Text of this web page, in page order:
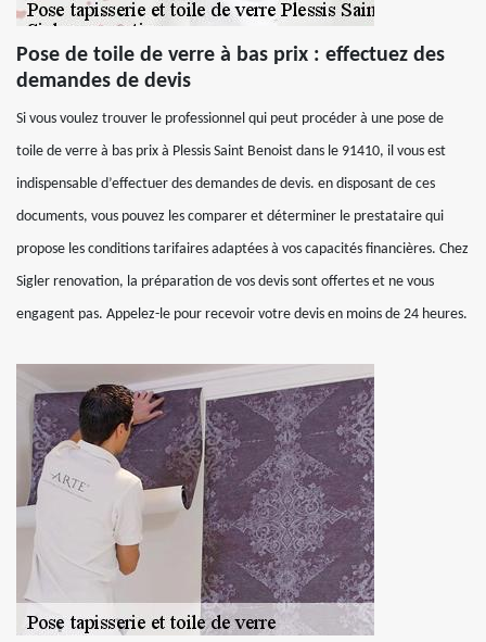
Pose de toile de verre à bas prix : effectuez des
demandes de devis
Si vous voulez trouver le professionnel qui peut procéder à une pose de
toile de verre à bas prix à Plessis Saint Benoist dans le 91410, il vous est
indispensable d’effectuer des demandes de devis. en disposant de ces
documents, vous pouvez les comparer et déterminer le prestataire qui
propose les conditions tarifaires adaptées à vos capacités financières. Chez
Sigler renovation, la préparation de vos devis sont offertes et ne vous
engagent pas. Appelez-le pour recevoir votre devis en moins de 24 heures.